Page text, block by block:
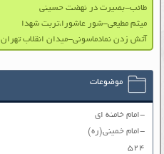
طائب-بصیرت در نهضت حسینی
میثم مطیعی-شور عاشورا،تربت شهدا
آتش زدن نمادماسونی-میدان انقلاب تهران
موضوعات
-امام خامنه ای
-امام خمینی(ره)
۵۲۴